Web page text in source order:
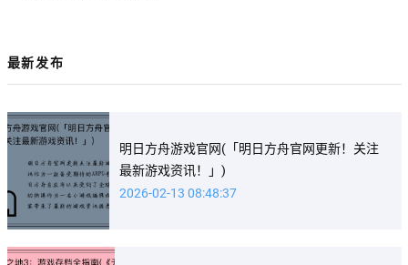
最新发布
明日方舟游戏官网(「明日方舟官网更新！关注
最新游戏资讯！」)
2026-02-13 08:48:37